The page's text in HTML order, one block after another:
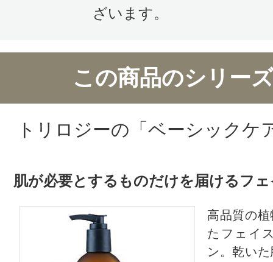
このコスメのレビューを書いて
クチコミを投稿する
らクチコミ投稿すると1 商品に
ざいます。
この商品のシリー
トリロジーの「ベーシックケ
肌が必要とするものだけを届けるフ
高品質の
たフェイ
ン。乾い